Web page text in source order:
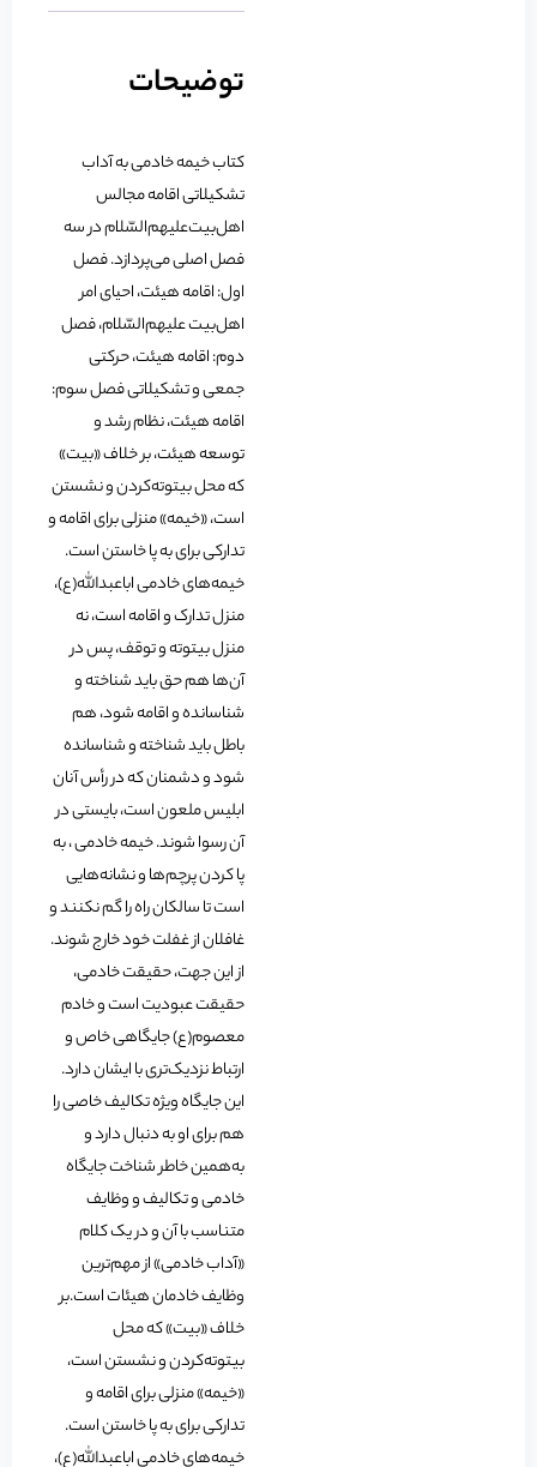
توضیحات
کتاب خیمه خادمی به آداب
تشکیلاتی اقامه مجالس
اهل‌بیت‌علیهم‌السّلام در سه
فصل اصلی می‌پردازد. فصل
اول: اقامه هیئت، احیای امر
اهل‏‌بیت ‏علیهم‌‏السّلام، فصل
دوم: اقامه هیئت، حرکتی
جمعی و تشکیلاتی فصل سوم:
اقامه هیئت، نظام رشد و
توسعه هیئت، بر خلاف «بیت»
که محل بیتوته‌کردن و نشستن
است، «خیمه» منزلی برای اقامه و
تدارکی برای به پا خاستن است.
خیمه‌های خادمی اباعبدالله(ع)،
منزل تدارک و اقامه است، نه
منزل بیتوته و توقف، پس در
آن‌ها هم حق باید شناخته و
شناسانده و اقامه شود، هم
باطل باید شناخته و شناسانده
شود و دشمنان که در رأس آنان
ابلیس ملعون است، بایستی در
آن رسوا شوند. خیمه خادمی ، به
پا کردن پرچم‌ها و نشانه‌هایی
است تا سالکان راه را گم نکنند و
غافلان از غفلت خود خارج شوند.
از این جهت، حقیقت خادمی،
حقیقت عبودیت است و خادم
معصوم(ع) جایگاهی خاص و
ارتباط نزدیک‌تری با ایشان دارد.
این جایگاه ویژه تکالیف خاصی را
هم برای او به دنبال دارد و
به‌همین خاطر شناخت جایگاه
خادمی و تکالیف و وظایف
متناسب با آن و در یک کلام
«آداب خادمی» از مهم‌ترین
وظایف خادمان هیئات است.بر
خلاف «بیت» که محل
بیتوته‌کردن و نشستن است،
«خیمه» منزلی برای اقامه و
تدارکی برای به پا خاستن است.
خیمه‌های خادمی اباعبدالله(ع)،